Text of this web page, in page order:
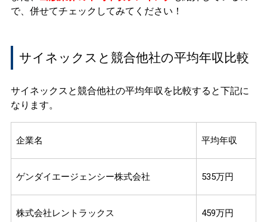
で、併せてチェックしてみてください！
サイネックスと競合他社の平均年収比較
サイネックスと競合他社の平均年収を比較すると下記に
なります。
企業名 平均年収
ゲンダイエージェンシー株式会社 535万円
株式会社レントラックス 459万円